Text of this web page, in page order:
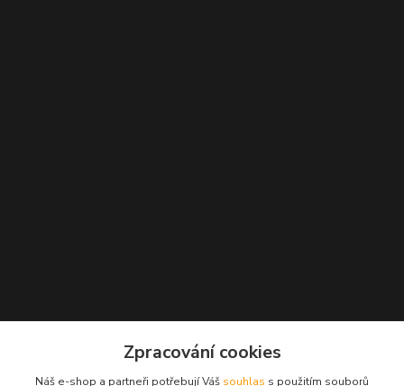
+420 777 271 162
Zpracování cookies
Náš e-shop a partneři potřebují Váš souhlas s použitím souborů